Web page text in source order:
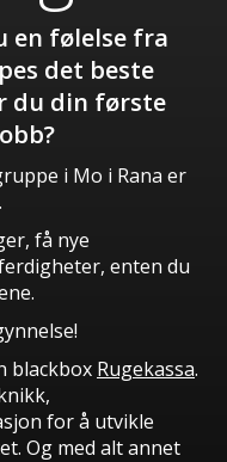
en følelse fra
det beste
du din første
i Mo i Rana er
få nye
enten du
blackbox Rugekassa.
for å utvikle
Og med alt annet